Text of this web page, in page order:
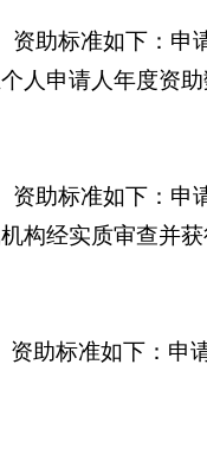
资助标准如下：
人申请人年度资
资助标准如下：
构经实质审查并
资助标准如下：